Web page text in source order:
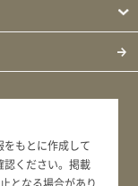
もとに作成して
認ください。掲載
となる場合があり